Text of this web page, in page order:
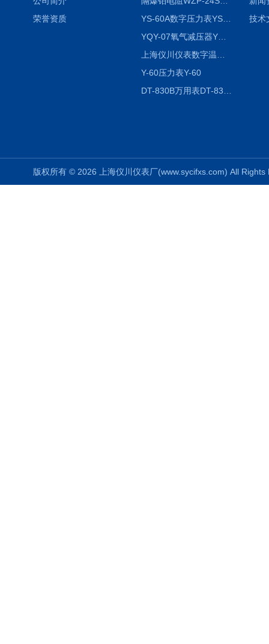
荣誉资质
YS-60A数字压力表YS-60A
YQY-07氧气减压器YQY-07
Y-60压力表Y-60
技术
版权所有 © 2026 上海仪川仪表厂(www.sycifxs.com) All